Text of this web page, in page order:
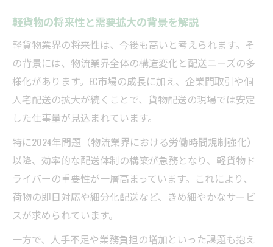
軽貨物ドライバーの収入アップ事例に学ぶ
軽貨物で希望収入を目指す際の注意点
業界の今後に注目する軽貨物の展望と課題
軽貨物業界の今後と期待できる動向分析
軽貨物の将来課題と対策を考える視点
業界全体で軽貨物に求められるものとは
軽貨物市場拡大による新たな期待と可能性
軽貨物業界が直面する課題と現実的対応
軽貨物の将来性と需要拡大の背景を解説
軽貨物業界の将来性は、今後も高いと考えられます。そ
の背景には、物流業界全体の構造変化と配送ニーズの多
様化があります。EC市場の成長に加え、企業間取引や個
人宅配送の拡大が続くことで、貨物配送の現場では安定
した仕事量が見込まれています。
特に2024年問題（物流業界における労働時間規制強化）
以降、効率的な配送体制の構築が急務となり、軽貨物ド
ライバーの重要性が一層高まっています。これにより、
荷物の即日対応や細分化配送など、きめ細やかなサービ
スが求められています。
一方で、人手不足や業務負担の増加といった課題も抱え